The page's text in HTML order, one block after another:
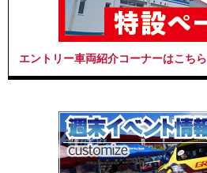
エントリー車両紹介コーナーはこちら